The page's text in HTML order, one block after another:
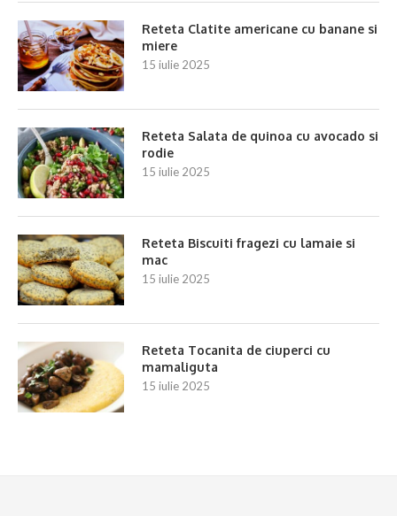
Reteta Clatite americane cu banane si
miere
15 iulie 2025
Reteta Salata de quinoa cu avocado si
rodie
15 iulie 2025
Reteta Biscuiti fragezi cu lamaie si
mac
15 iulie 2025
Reteta Tocanita de ciuperci cu
mamaliguta
15 iulie 2025